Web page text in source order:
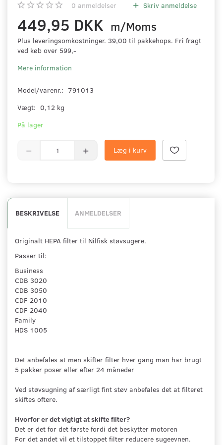
0 anmeldelser Skriv anmeldelse
449,95 DKK m/Moms
Plus leveringsomkostninger. 39,00 til pakkehops. Fri fragt
ved køb over 599,-
Mere information
Model/varenr.: 791013
Vægt: 0,12 kg
På lager
Læg i kurv
BESKRIVELSE ANMELDELSER
Originalt HEPA filter til Nilfisk støvsugere.
Passer til:
Business
CDB 3020
CDB 3050
CDF 2010
CDF 2040
Family
HDS 1005
Det anbefales at men skifter filter hver gang man har brugt
5 pakker poser eller efter 24 måneder
Ved støvsugning af særligt fint støv anbefales det at filteret
skiftes oftere.
Hvorfor er det vigtigt at skifte filter?
Det er det for det første fordi det beskytter motoren
For det andet vil et tilstoppet filter reducere sugeevnen.